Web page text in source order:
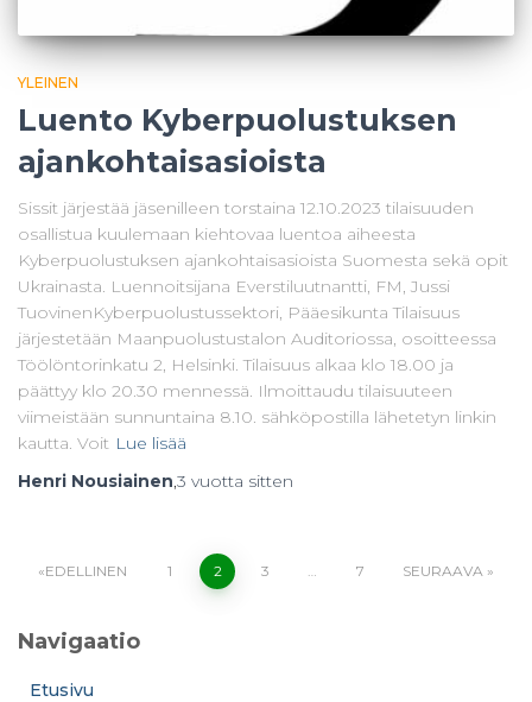
YLEINEN
Luento Kyberpuolustuksen
ajankohtaisasioista
Sissit järjestää jäsenilleen torstaina 12.10.2023 tilaisuuden
osallistua kuulemaan kiehtovaa luentoa aiheesta
Kyberpuolustuksen ajankohtaisasioista Suomesta sekä opit
Ukrainasta. Luennoitsijana Everstiluutnantti, FM, Jussi
TuovinenKyberpuolustussektori, Pääesikunta Tilaisuus
järjestetään Maanpuolustustalon Auditoriossa, osoitteessa
Töölöntorinkatu 2, Helsinki. Tilaisuus alkaa klo 18.00 ja
päättyy klo 20.30 mennessä. Ilmoittaudu tilaisuuteen
viimeistään sunnuntaina 8.10. sähköpostilla lähetetyn linkin
kautta. Voit Lue lisää
Henri Nousiainen,3 vuotta sitten
Artikkelien
sivutus
EDELLINEN 1 2 3 7 SEURAAVA
Navigaatio
Etusivu